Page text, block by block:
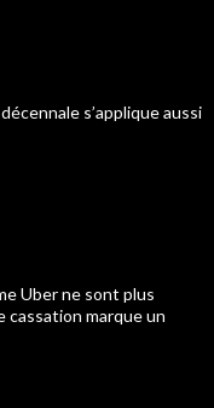
s’applique aussi
Uber ne sont plus
cassation marque un